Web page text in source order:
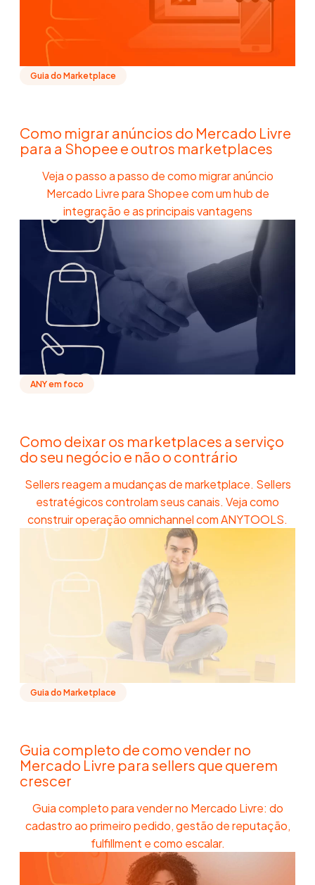
Guia do Marketplace
Como migrar anúncios do Mercado Livre
para a Shopee e outros marketplaces
Veja o passo a passo de como migrar anúncio
Mercado Livre para Shopee com um hub de
integração e as principais vantagens
ANY em foco
Como deixar os marketplaces a serviço
do seu negócio e não o contrário
Sellers reagem a mudanças de marketplace. Sellers
estratégicos controlam seus canais. Veja como
construir operação omnichannel com ANYTOOLS.
Guia do Marketplace
Guia completo de como vender no
Mercado Livre para sellers que querem
crescer
Guia completo para vender no Mercado Livre: do
cadastro ao primeiro pedido, gestão de reputação,
fulfillment e como escalar.